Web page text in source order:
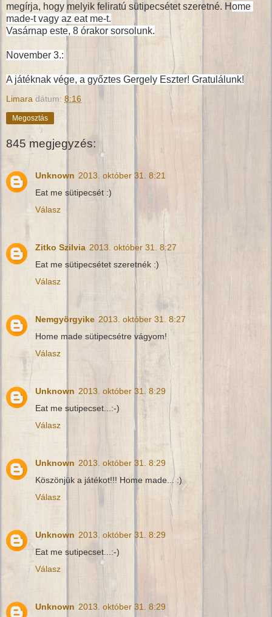
megírja, hogy melyik feliratú sütipecsétet szeretné. Home
made-t vagy az eat me-t.
Vasárnap este, 8 órakor sorsolunk.
November 3.:
A játéknak vége, a győztes Gergely Eszter! Gratulálunk!
Limara dátum: 8:16
Megosztás
845 megjegyzés:
Unknown 2013. október 31. 8:21
Eat me sütipecsét :)
Válasz
Zitko Szilvia 2013. október 31. 8:27
Eat me sütipecsétet szeretnék :)
Válasz
Nemgyörgyike 2013. október 31. 8:27
Home made sütipecsétre vágyom!
Válasz
Unknown 2013. október 31. 8:29
Eat me sutipecset...:-)
Válasz
Unknown 2013. október 31. 8:29
Köszönjük a játékot!!! Home made... :)
Válasz
Unknown 2013. október 31. 8:29
Eat me sutipecset...:-)
Válasz
Unknown 2013. október 31. 8:29